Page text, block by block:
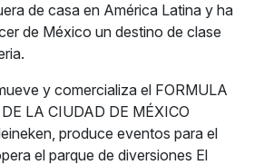
de casa en América Latina y ha
de México un destino de clase
y comercializa el FORMULA
LA CIUDAD DE MÉXICO
produce eventos para el
el parque de diversiones El